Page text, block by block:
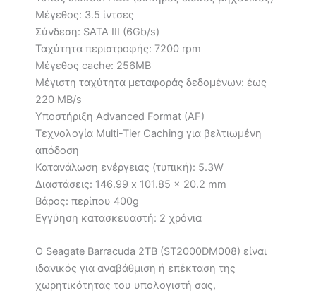
Μέγεθος: 3.5 ίντσες
Σύνδεση: SATA III (6Gb/s)
Ταχύτητα περιστροφής: 7200 rpm
Μέγεθος cache: 256MB
Μέγιστη ταχύτητα μεταφοράς δεδομένων: έως
220 MB/s
Υποστήριξη Advanced Format (AF)
Τεχνολογία Multi-Tier Caching για βελτιωμένη
απόδοση
Κατανάλωση ενέργειας (τυπική): 5.3W
Διαστάσεις: 146.99 x 101.85 x 20.2 mm
Βάρος: περίπου 400g
Εγγύηση κατασκευαστή: 2 χρόνια
Ο Seagate Barracuda 2TB (ST2000DM008) είναι
ιδανικός για αναβάθμιση ή επέκταση της
χωρητικότητας του υπολογιστή σας,